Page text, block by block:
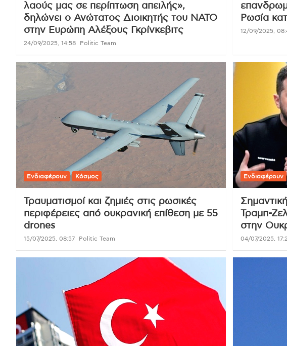
λαούς μας σε περίπτωση απειλής»,
δηλώνει ο Ανώτατος Διοικητής του ΝΑΤΟ
στην Ευρώπη Αλέξους Γκρίνκεβιτς
24/09/2025, 14:58 Politic Team
Ρωσία
12/09/2025,
Ενδιαφέρουν Κόσμος
Τραυματισμοί και ζημιές στις ρωσικές
περιφέρειες από ουκρανική επίθεση με 55
drones
15/07/2025, 08:57 Politic Team
Ενδιαφέρουν
Τραμπ-
στην
04/07/2025,